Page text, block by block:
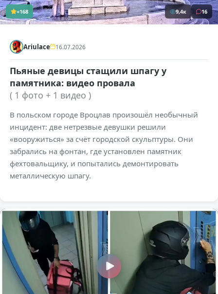
+168 9,4к 16
Ariulace 16.07.2026
Пьяные девицы стащили шпагу у
памятника: видео провала
( 1 фото + 1 видео )
В польском городе Вроцлав произошёл необычный
инцидент: две нетрезвые девушки решили
«вооружиться» за счёт городской скульптуры. Они
забрались на фонтан, где установлен памятник
фехтовальщику, и попытались демонтировать
металлическую шпагу.